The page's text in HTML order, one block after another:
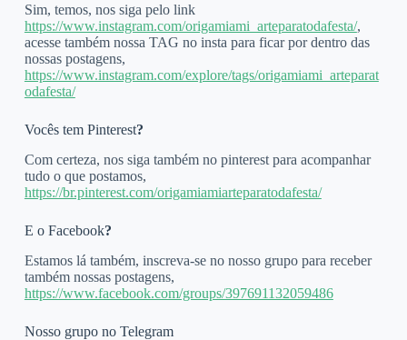
Sim, temos, nos siga pelo link
https://www.instagram.com/origamiami_arteparatodafesta/,
acesse também nossa TAG no insta para ficar por dentro das
nossas postagens,
https://www.instagram.com/explore/tags/origamiami_arteparat
odafesta/
Vocês tem Pinterest?
Com certeza, nos siga também no pinterest para acompanhar
tudo o que postamos,
https://br.pinterest.com/origamiamiarteparatodafesta/
E o Facebook?
Estamos lá também, inscreva-se no nosso grupo para receber
também nossas postagens,
https://www.facebook.com/groups/397691132059486
Nosso grupo no Telegram